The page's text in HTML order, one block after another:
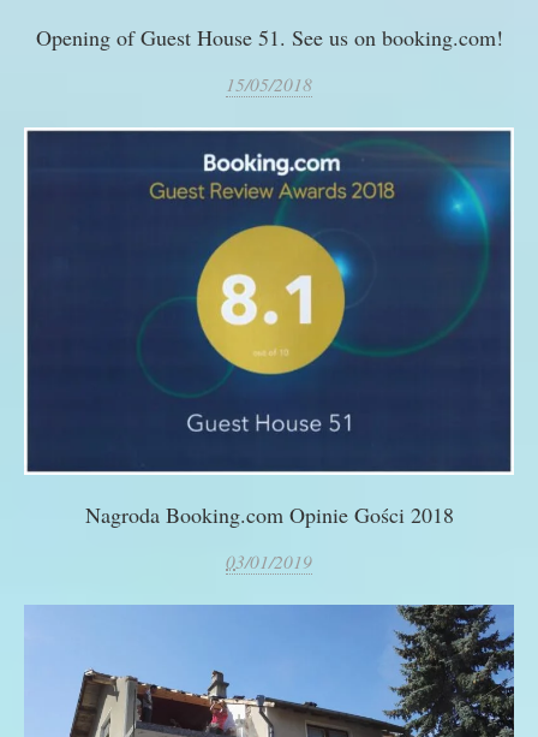
Opening of Guest House 51. See us on booking.com!
15/05/2018
Nagroda Booking.com Opinie Gości 2018
03/01/2019